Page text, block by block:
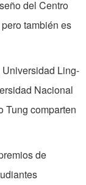
del Centro
también es
Ling-
Nacional
Tung comparten
de